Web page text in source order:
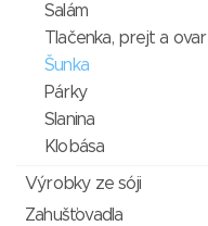
Salám
Tlačenka, prejt a ovar
Šunka
Párky
Slanina
Klobása
Výrobky ze sóji
Zahušťovadla